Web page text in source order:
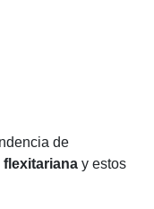
de
flexitariana y estos